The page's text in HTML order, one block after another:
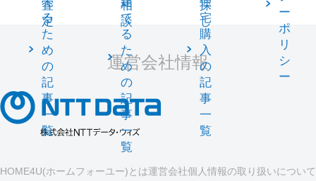
査
定
る
た
め
の
記
事
一
覧
相
談
て
る
た
め
の
記
事
一
覧
探
し
宅
購
入
の
記
事
一
覧
ー
ポ
リ
シ
ー
運営会社情報
HOME4U(ホームフォーユー)とは運営会社個人情報の取り扱いについて